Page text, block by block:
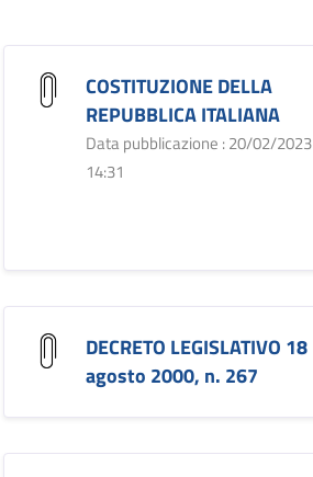
COSTITUZIONE DELLA
REPUBBLICA ITALIANA
Data pubblicazione : 20/02/2023
14:31
DECRETO LEGISLATIVO 18
agosto 2000, n. 267